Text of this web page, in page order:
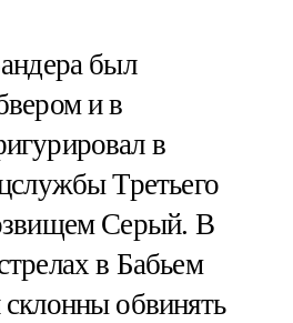
был
и в
в
Третьего
Серый. В
в Бабьем
обвинять